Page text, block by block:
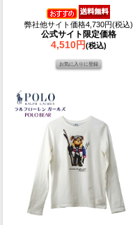
弊社他サイト価格4,730円(税込)
公式サイト限定価格
4,510円(税込)